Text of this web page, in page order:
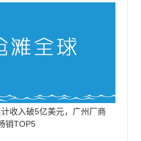
计收入破5亿美元，广州厂商
销TOP5